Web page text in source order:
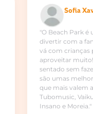
Sofia
"O Beach Park é
divertir com a
vá com crianças
aproveitar
sentado sem
são umas
que mais valem
Tubomusic,
Insano e Moreia."